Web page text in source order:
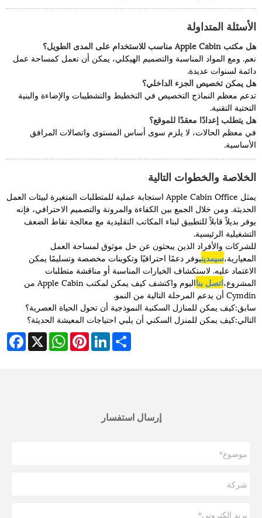
الأسئلة المتداولة
هل مكتب Apple Cabin مناسب للاستخدام على المدى الطويل؟
نعم. ومع المواد المناسبة والتصميم الهيكلي، يمكن أن تعمل كمساحة عمل
دائمة لسنوات عديدة.
هل يمكن تخصيص الجزء الداخلي؟
تدعم معظم النماذج التخصيص في التخطيط والتشطيبات والإضاءة والبنية
التحتية التقنية.
هل يتطلب إعدادًا معقدًا للموقع؟
في معظم الحالات، لا يلزم سوى أساس المستوى واتصالات المرافق
الأساسية.
الخلاصة والخطوات التالية
يمثل Apple Cabin Office استجابة عملية للمتطلبات المتغيرة لبيئات العمل
الحديثة. ومن خلال الجمع بين الكفاءة والمرونة والتصميم الاحترافي، فإنه
يوفر بديلاً قابلاً للتطبيق لبناء المكاتب التقليدية مع معالجة نقاط الضعف
التشغيلية الرئيسية.
للشركات والأفراد الذين يبحثون عن حل موثوق لمساحة العمل
المعيارية،سيمدينيوفر دعمًا احترافيًا وتكوينات مخصصة وتسليمًا يمكن
الاعتماد عليه. لاستكشاف الخيارات المناسبة أو مناقشة متطلبات
المشروع،اتصل بنا
اليوم واكتشف كيف يمكن لمكتب Apple Cabin من
Cymdin أن يدعم المرحلة التالية من النمو.
سابق:كيف يمكن للمنازل السكنية النموذجية أن تحول الحياة العصرية؟
التالي:كيف يمكن للمنزل السكني أن يلبي احتياجات المعيشة الحديثة؟
X
WhatsAppPinterestLinkedInShare
إرسال استفسار